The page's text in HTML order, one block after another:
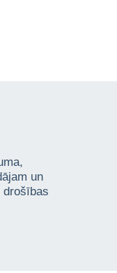
un
drošības